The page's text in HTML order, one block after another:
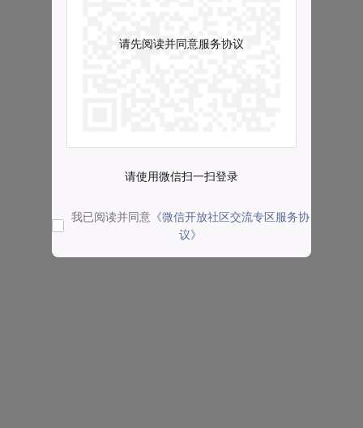
请先阅读并同意服务协议
请使用微信扫一扫登录
我已阅读并同意 《微信开放社区交流专区服务协
议》